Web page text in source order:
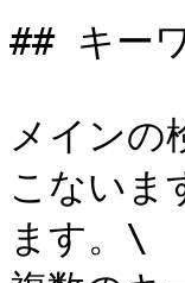
## キー
メインの
こないま
ます。\